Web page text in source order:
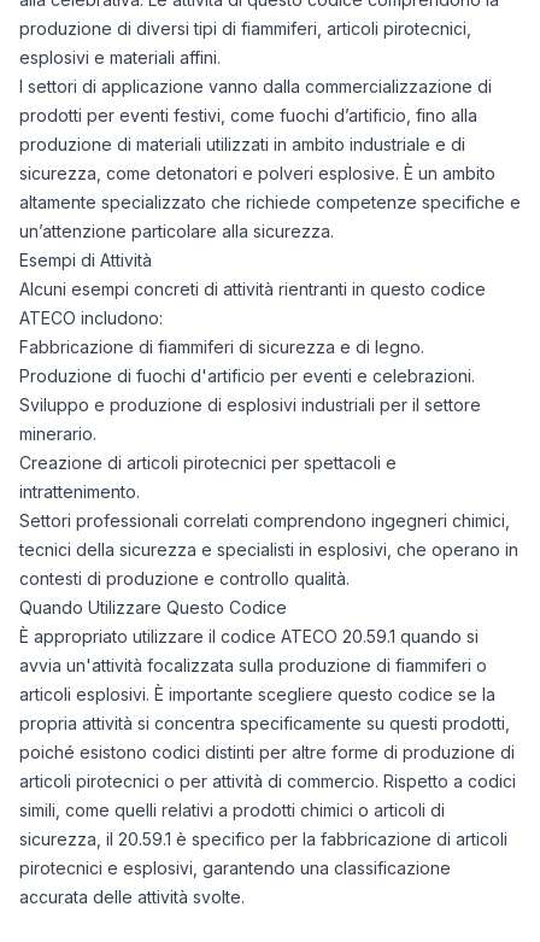
produzione di diversi tipi di fiammiferi, articoli pirotecnici,
esplosivi e materiali affini.
I settori di applicazione vanno dalla commercializzazione di
prodotti per eventi festivi, come fuochi d’artificio, fino alla
produzione di materiali utilizzati in ambito industriale e di
sicurezza, come detonatori e polveri esplosive. È un ambito
altamente specializzato che richiede competenze specifiche e
un’attenzione particolare alla sicurezza.
Esempi di Attività
Alcuni esempi concreti di attività rientranti in questo codice
ATECO includono:
Fabbricazione di fiammiferi di sicurezza e di legno.
Produzione di fuochi d'artificio per eventi e celebrazioni.
Sviluppo e produzione di esplosivi industriali per il settore
minerario.
Creazione di articoli pirotecnici per spettacoli e
intrattenimento.
Settori professionali correlati comprendono ingegneri chimici,
tecnici della sicurezza e specialisti in esplosivi, che operano in
contesti di produzione e controllo qualità.
Quando Utilizzare Questo Codice
È appropriato utilizzare il codice ATECO 20.59.1 quando si
avvia un'attività focalizzata sulla produzione di fiammiferi o
articoli esplosivi. È importante scegliere questo codice se la
propria attività si concentra specificamente su questi prodotti,
poiché esistono codici distinti per altre forme di produzione di
articoli pirotecnici o per attività di commercio. Rispetto a codici
simili, come quelli relativi a prodotti chimici o articoli di
sicurezza, il 20.59.1 è specifico per la fabbricazione di articoli
pirotecnici e esplosivi, garantendo una classificazione
accurata delle attività svolte.